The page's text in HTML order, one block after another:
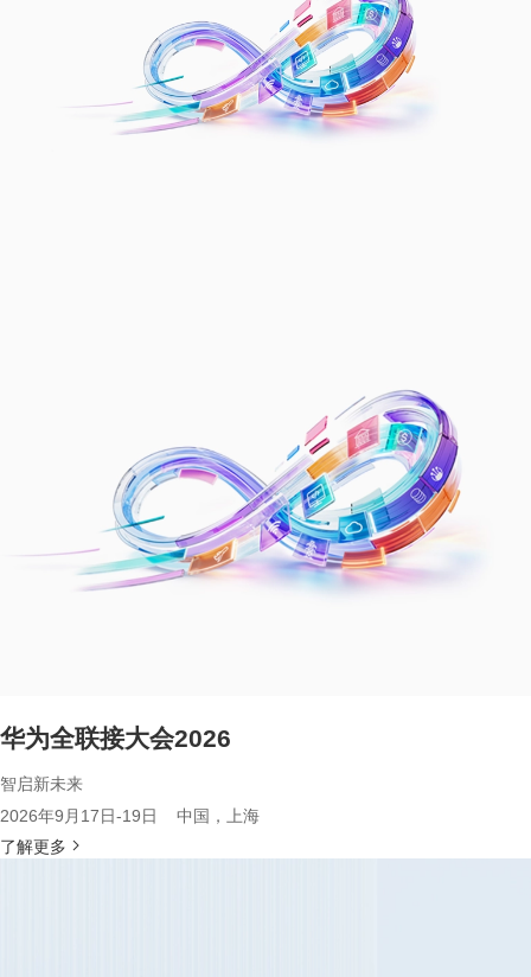
华为全联接大会2026
智启新未来
2026年9月17日-19日 中国，上海
了解更多